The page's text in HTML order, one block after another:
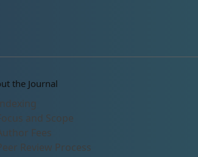
the Journal
and Scope
Fees
Review Process